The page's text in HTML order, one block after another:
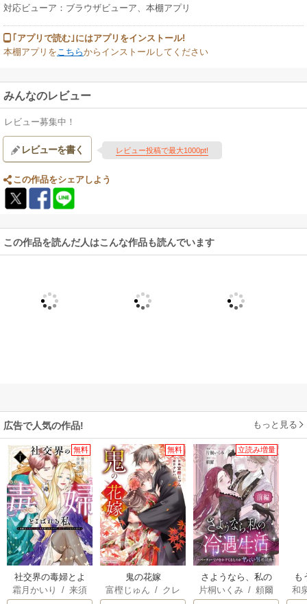
対応ビューア：ブラウザビューア、本棚アプリ
｢アプリで読む｣にはアプリをインストール!
本棚アプリをこちらからインストールしてください
みんなのレビュー
レビュー募集中！
レビューを書く レビュー投稿で最大1000pt!
この作品をシェアしよう
この作品を読んだ人はこんな作品も読んでいます
広告で人気の作品! もっと見る
無料
社交界の毒婦とよ
ばれる私～素敵な
霜月かいり /来須
無料
鬼の花嫁
富樫じゅん / クレ
立読み増量
さようなら、私の
冷遇生活 ～パーテ
片桐いくみ /頼爾
も
離
和